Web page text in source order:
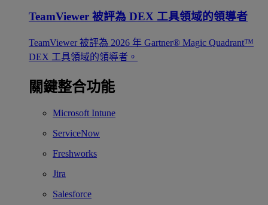
TeamViewer 被評為 DEX 工具領域的領導者
TeamViewer 被評為 2026 年 Gartner® Magic Quadrant™
DEX 工具領域的領導者。
關鍵整合功能
Microsoft Intune
ServiceNow
Freshworks
Jira
Salesforce